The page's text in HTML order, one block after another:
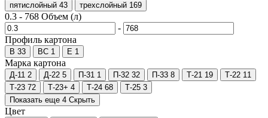
пятислойный 43 трехслойный 169
0.3 - 768 Объем (л)
-
Профиль картона
В 33 ВС 1 Е 1
Марка картона
Д-11 2 Д-22 5 П-31 1 П-32 32 П-33 8 Т-21 19 Т-22 11
Т-23 72 Т-23+ 4 Т-24 68 Т-25 3
Показать еще 4 Скрыть
Цвет